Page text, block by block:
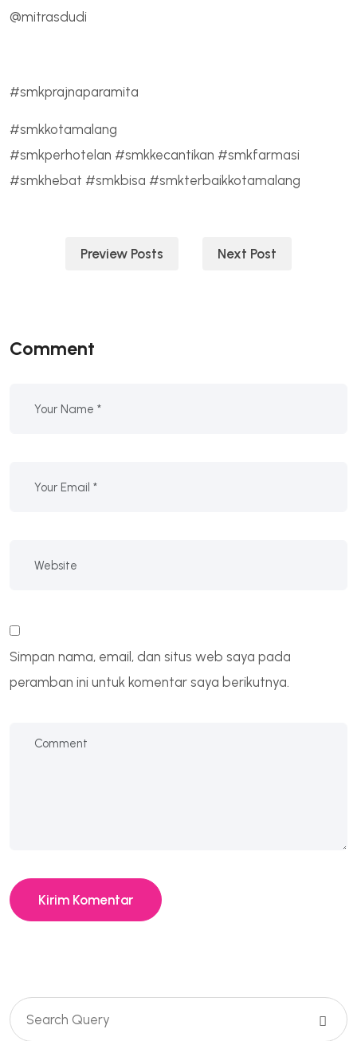
@mitrasdudi
#smkprajnaparamita
#smkkotamalang
#smkperhotelan #smkkecantikan #smkfarmasi
#smkhebat #smkbisa #smkterbaikkotamalang
NavigasiPreview Posts Next Post
Comment
Simpan nama, email, dan situs web saya pada
peramban ini untuk komentar saya berikutnya.